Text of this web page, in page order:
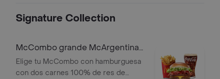
Signature Collection
McCombo grande McArgentina
2 Carnes
Elige tu McCombo con hamburguesa
con dos carnes 100% de res de